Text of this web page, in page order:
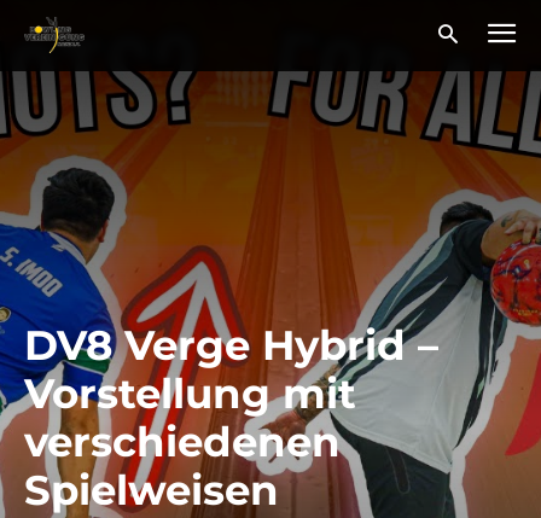
DV8 Verge Hybrid –
Vorstellung mit
verschiedenen
Spielweisen